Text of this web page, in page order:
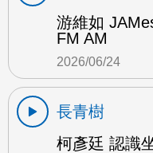
游維如
FM AM
2026/06/24
長青樹
柯彥廷 認識